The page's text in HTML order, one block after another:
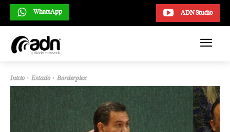
ADN Studio
WhatsApp
Inicio Estado Borderplex